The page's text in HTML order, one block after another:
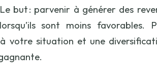
but : parvenir à générer des
sont moins
votre situation et une